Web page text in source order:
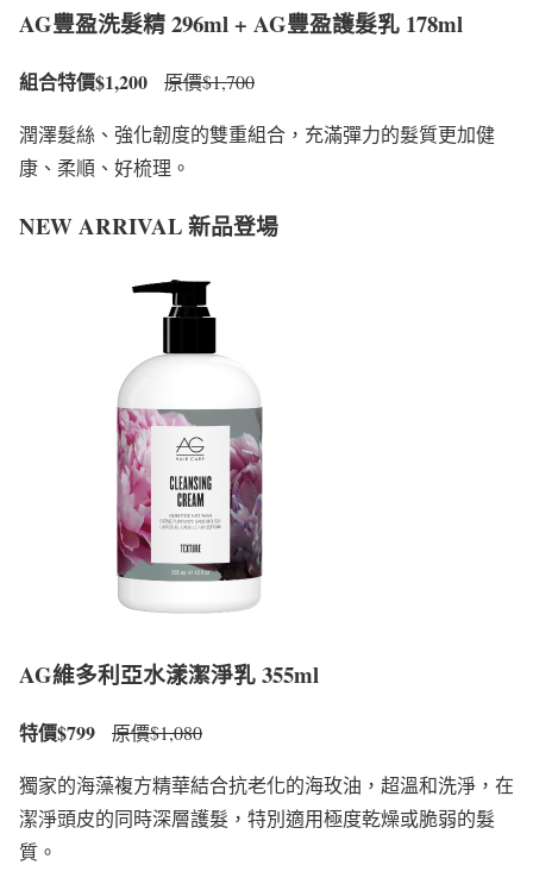
AG豐盈洗髮精 296ml + AG豐盈護髮乳 178ml
組合特價$1,200 原價$1,700
潤澤髮絲、強化韌度的雙重組合，充滿彈力的髮質更加健
康、柔順、好梳理。
NEW ARRIVAL 新品登場
AG維多利亞水漾潔淨乳 355ml
特價$799 原價$1,080
獨家的海藻複方精華結合抗老化的海玫油，超溫和洗淨，在
潔淨頭皮的同時深層護髮，特別適用極度乾燥或脆弱的髮
質。